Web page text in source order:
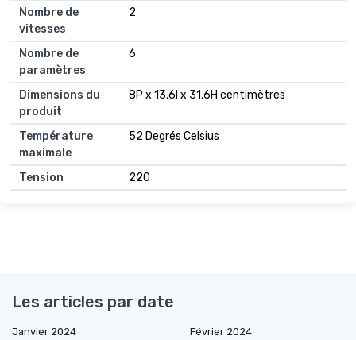
Nombre de
vitesses
2
Nombre de
paramètres
6
Dimensions du
produit
8P x 13,6l x 31,6H centimètres
Température
maximale
52 Degrés Celsius
Tension 220
Les articles par date
Janvier 2024
Février 2024